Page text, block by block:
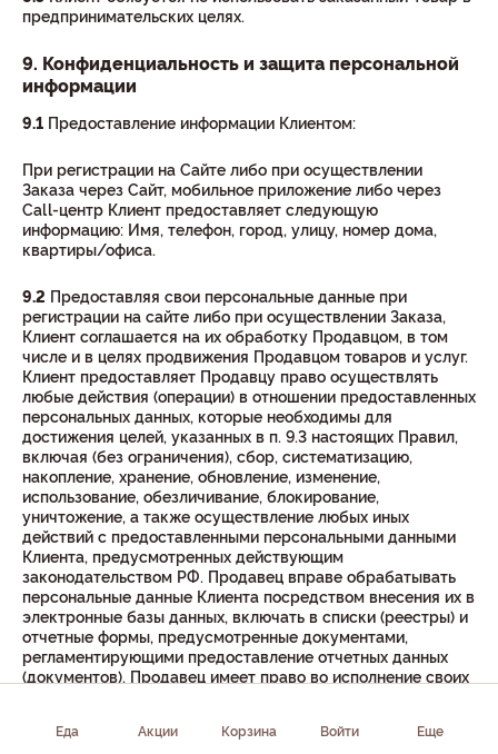
предпринимательских целях.
9. Конфиденциальность и защита персональной
информации
9.1 Предоставление информации Клиентом:
При регистрации на Сайте либо при осуществлении
Заказа через Сайт, мобильное приложение либо через
Call-центр Клиент предоставляет следующую
информацию: Имя, телефон, город, улицу, номер дома,
квартиры/офиса.
9.2 Предоставляя свои персональные данные при
регистрации на сайте либо при осуществлении Заказа,
Клиент соглашается на их обработку Продавцом, в том
числе и в целях продвижения Продавцом товаров и услуг.
Клиент предоставляет Продавцу право осуществлять
любые действия (операции) в отношении предоставленных
персональных данных, которые необходимы для
достижения целей, указанных в п. 9.3 настоящих Правил,
включая (без ограничения), сбор, систематизацию,
накопление, хранение, обновление, изменение,
использование, обезличивание, блокирование,
уничтожение, а также осуществление любых иных
действий с предоставленными персональными данными
Клиента, предусмотренных действующим
законодательством РФ. Продавец вправе обрабатывать
персональные данные Клиента посредством внесения их в
электронные базы данных, включать в списки (реестры) и
отчетные формы, предусмотренные документами,
регламентирующими предоставление отчетных данных
(документов). Продавец имеет право во исполнение своих
данных со сторонними организациями с использованием
Еда Акции Корзина Войти Еще